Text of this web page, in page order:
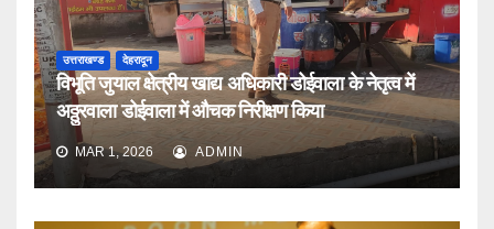
उत्तराखण्ड देहरादून
विभूति जुयाल क्षेत्रीय खाद्य अधिकारी डोईवाला के नेतृत्व में
अठ्ठुरवाला डोईवाला में औचक निरीक्षण किया
MAR 1, 2026 ADMIN